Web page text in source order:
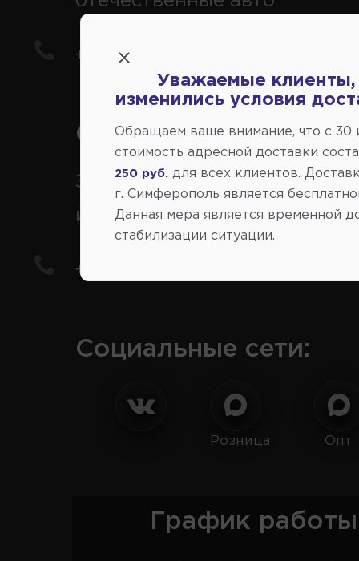
+7(978) 206-206-5
Справочный центр:
Заказ шин, дисков,
иномарки
+7(978) 206-206-8
Социальные сети:
Розница Опт
График
Уважаемые клиенты,
изменились условия
Обращаем ваше внимание, что c 30
стоимость адресной доставки
250 руб. для всех клиентов.
г. Симферополь является
Данная мера является временной
стабилизации ситуации.